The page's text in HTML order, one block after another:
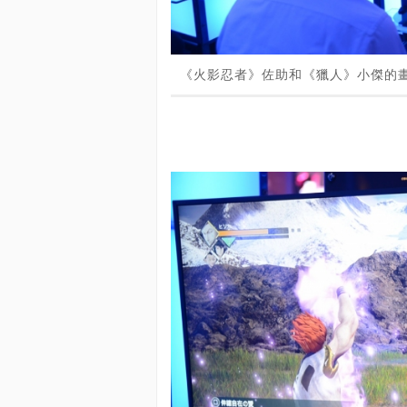
《火影忍者》佐助和《獵人》小傑的